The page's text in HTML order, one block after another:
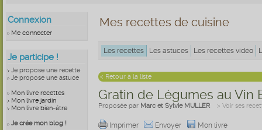
Connexion
Me connecter
Je participe !
Je propose une recette
Je propose une astuce
Mon livre recettes
Mon livre jardin
Mon livre bien-être
Je crée mon blog !
Mes recettes de cuisine
Les recettes Les astuces Les recettes vidéo
< Retour à la liste
Gratin de Légumes au Vin
Proposée par Marc et Sylvie MULLER > Voir ses
Imprimer Envoyer Mon livre